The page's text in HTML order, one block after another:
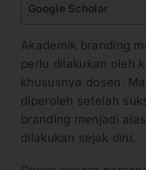
Google Scholar
Akademik branding
perlu dilakukan oleh
khususnya dosen.
diperoleh setelah
branding menjadi
dilakukan sejak dini.